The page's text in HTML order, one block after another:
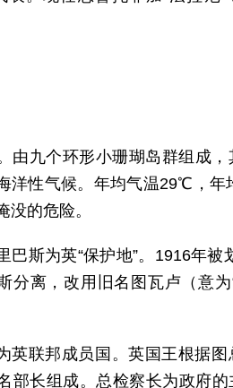
由九个环形小珊瑚岛群组成
洋性气候。年均气温29℃，年
的危险。
斯为英“保护地”。1916年被
离，改用旧名图瓦卢（意为
英联邦成员国。英国王根据
长组成。总检察长为政府的